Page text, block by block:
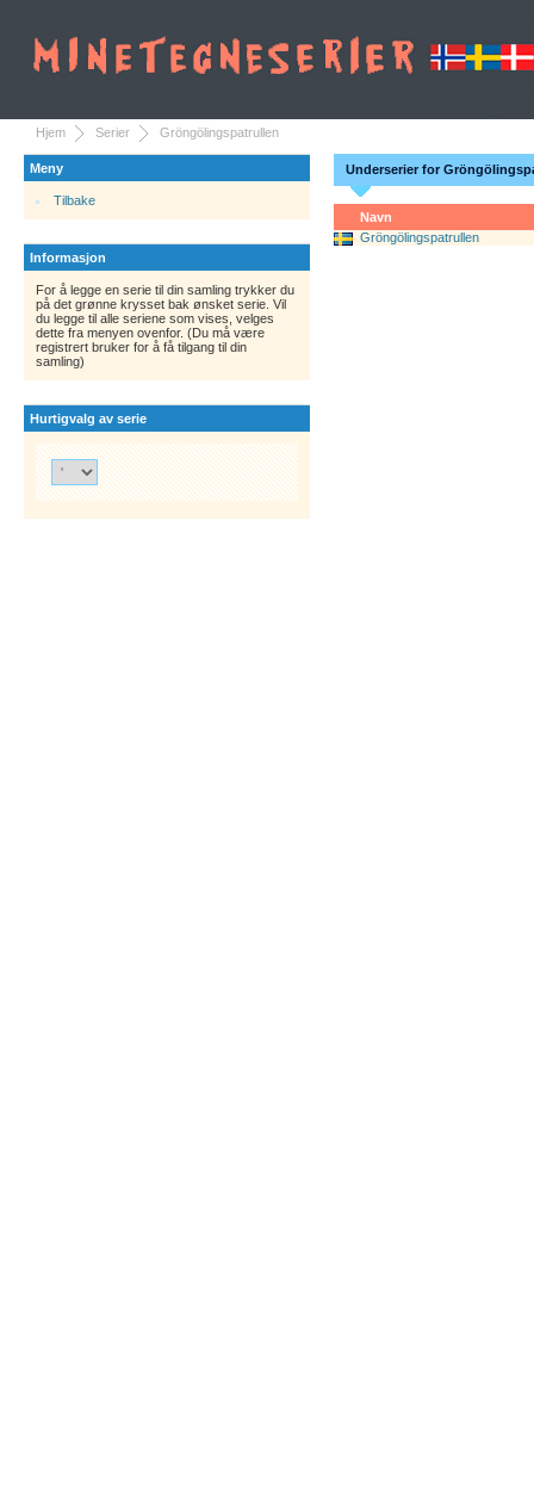
Hjem Serier Gröngölingspatrullen
Meny
Tilbake
Informasjon
For å legge en serie til din samling trykker du
på det grønne krysset bak ønsket serie. Vil
du legge til alle seriene som vises, velges
dette fra menyen ovenfor. (Du må være
registrert bruker for å få tilgang til din
samling)
Hurtigvalg av serie
Underserier for
Navn
Gröngölingspatrullen